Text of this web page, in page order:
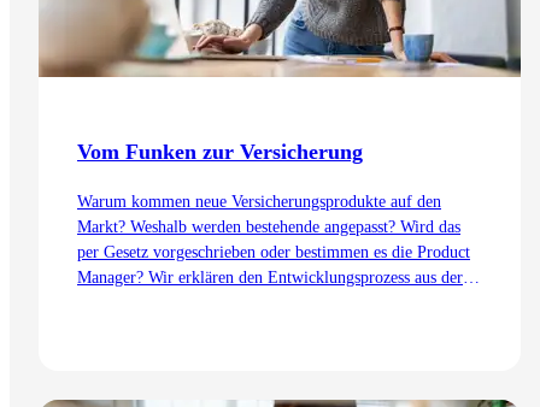
Vom Funken zur Versicherung
Warum kommen neue Versicherungsprodukte auf den
Markt? Weshalb werden bestehende angepasst? Wird das
per Gesetz vorgeschrieben oder bestimmen es die Product
Manager? Wir erklären den Entwicklungsprozess aus der
Zum Artikel